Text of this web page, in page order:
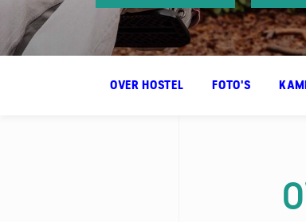
OVER HOSTEL FOTO'S